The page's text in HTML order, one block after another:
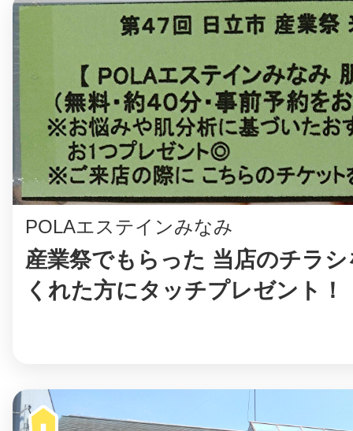
POLAエステインみなみ
産業祭でもらった 当店のチラ
くれた方にタッチプレゼント！
©︎ KAYAC Inc. All